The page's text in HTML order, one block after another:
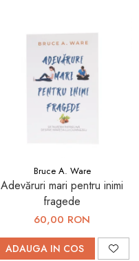
Bruce A. Ware
Adevăruri mari pentru inimi
fragede
60,00 RON
ADAUGA IN COS